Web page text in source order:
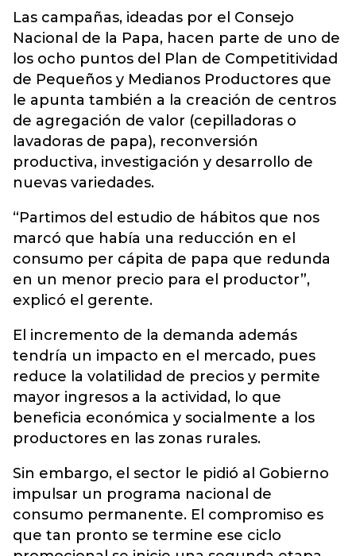
Las campañas, ideadas por el Consejo
Nacional de la Papa, hacen parte de uno de
los ocho puntos del Plan de Competitividad
de Pequeños y Medianos Productores que
le apunta también a la creación de centros
de agregación de valor (cepilladoras o
lavadoras de papa), reconversión
productiva, investigación y desarrollo de
nuevas variedades.
“Partimos del estudio de hábitos que nos
marcó que había una reducción en el
consumo per cápita de papa que redunda
en un menor precio para el productor”,
explicó el gerente.
El incremento de la demanda además
tendría un impacto en el mercado, pues
reduce la volatilidad de precios y permite
mayor ingresos a la actividad, lo que
beneficia económica y socialmente a los
productores en las zonas rurales.
Sin embargo, el sector le pidió al Gobierno
impulsar un programa nacional de
consumo permanente. El compromiso es
que tan pronto se termine ese ciclo